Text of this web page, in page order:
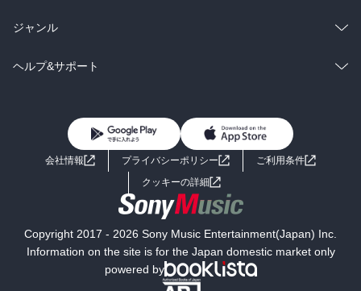
BL・TL
雑誌・グラビア
BL・TL
ラノベ
雑誌・グラビア
総合
ラノベ
ジャンル
コミック
ライトノベル 男子向けラノベ
小説
海外小説
ミステリー SF
文学
ヘルプ&サポート
よくあるご質問 お問い合わせ
会社情報 プライバシーポリシー
ご利用条件
クッキーの詳細
Copyright 2017 - 2026 Sony Music Entertainment(Japan) Inc.
Information on the site is for the Japan domestic market only
powered by